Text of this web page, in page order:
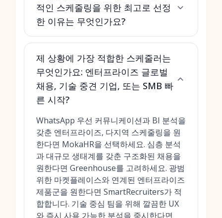
적인 스케줄링을 위한 최고로 선정
한 이유는 무엇인가요?
제 상황에 가장 적합한 스케줄러는
무엇인가요: 엔터프라이즈 글로벌
채용, 기술 중견 기업, 또는 SMB 빠
른 시작?
WhatsApp 우선 커뮤니케이션과 BI 분석을
갖춘 엔터프라이즈, 다지역 스케줄링을 원
한다면 MokaHR을 선택하세요. 심층 분석
과 대규모 생태계를 갖춘 구조화된 채용을
원한다면 Greenhouse를 고려하세요. 광범
위한 마켓플레이스와 연계된 엔터프라이즈
제품군을 원한다면 SmartRecruiters가 적
합합니다. 기술 중심 팀을 위해 깔끔한 UX
와 즉시 사용 가능한 분석을 중시한다면